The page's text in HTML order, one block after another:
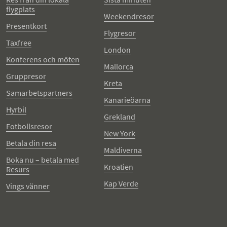
flygplats
Presentkort
Taxfree
Konferens och möten
Gruppresor
Samarbetspartners
Hyrbil
Fotbollsresor
Betala din resa
Boka nu – betala med
Resurs
Vings vänner
Weekendresor
Flygresor
London
Mallorca
Kreta
Kanarieöarna
Grekland
New York
Maldiverna
Kroatien
Kap Verde